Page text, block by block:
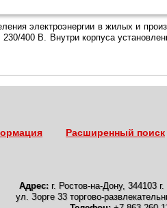
электроэнергии в жилых и
230/400 В. Внутри корпуса
Расширенный поиск
Адрес: г. Ростов-на-Дону, 344103
ул. Зорге 33 торгово-